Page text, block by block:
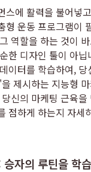
스에 활력을 불어넣
형 운동 프로그램이
역할을 하는 것이
한 디자인 툴이 아
이터를 학습하여, 당
제시하는 지능형
신의 마케팅 근육
점하게 하는지 자세
자의 루틴을 학